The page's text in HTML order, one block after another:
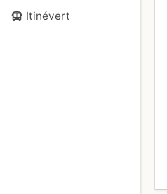
Itinévert